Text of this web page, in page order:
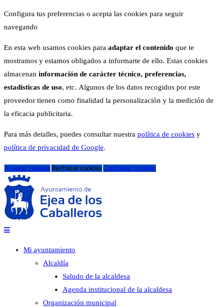
Configura tus preferencias o acepta las cookies para seguir
navegando
En esta web usamos cookies para adaptar el contenido que te
mostramos y estamos obligados a informarte de ello. Estas cookies
almacenan información de carácter técnico, preferencias,
estadísticas de uso, etc. Algunos de los datos recogidos por este
proveedor tienen como finalidad la personalización y la medición de
la eficacia publicitaria.
Para más detalles, puedes consultar nuestra política de cookies y
política de privacidad de Google.
Aceptar cookies Rechazar cookies Configurar cookies
Mi ayuntamiento
Alcaldía
Saludo de la alcaldesa
Agenda institucional de la alcaldesa
Organización municipal